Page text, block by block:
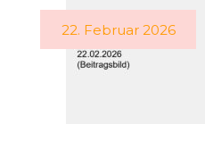
22. Februar 2026